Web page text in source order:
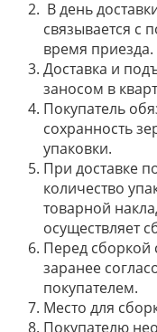
В день
связывается с
время приезда.
Доставка и
заносом в
Покупатель
сохранность
упаковки.
При доставке
количество
товарной
осуществляет
Перед сборкой
заранее
покупателем.
Место для
Покупателю